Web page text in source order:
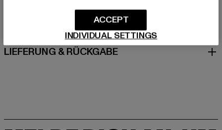
GRÖSSE & PASSFORM
PFLEGEHINWEISE
LIEFERUNG & RÜCKGABE
INDIVIDUAL SETTINGS
ACCEPT